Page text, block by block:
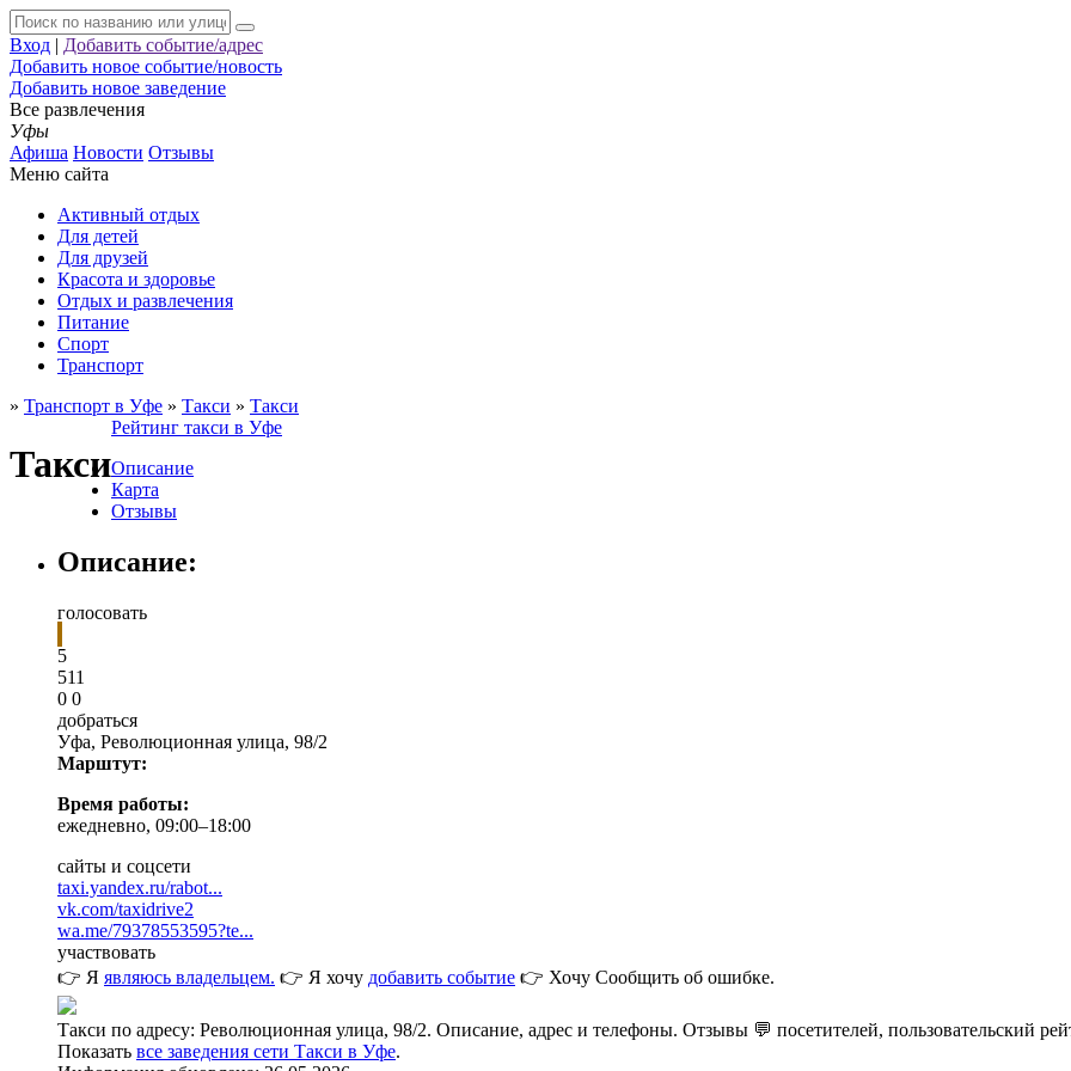
Вход | Добавить событие/адрес
Добавить новое событие/новость
Добавить новое заведение
Все развлечения
Уфы
Афиша Новости Отзывы
Меню сайта
Активный отдых
Для детей
Для друзей
Красота и здоровье
Отдых и развлечения
Питание
Спорт
Транспорт
» Транспорт в Уфе » Такси » Такси
Такси
Рейтинг такси в Уфе
Описание
Карта
Отзывы
Описание:
голосовать
5
511
0 0
добраться
Уфа, Революционная улица, 98/2
Марштут:
Время работы:
ежедневно, 09:00–18:00
сайты и соцсети
taxi.yandex.ru/rabot...
vk.com/taxidrive2
wa.me/79378553595?te...
участвовать
👉 Я являюсь владельцем. 👉 Я хочу добавить событие 👉 Хочу Сообщить об ошибке.
Такси по адресу: Революционная улица, 98/2. Описание, адрес и телефоны. Отзывы 💬 посетителей, пользовательский
Показать все заведения сети Такси в Уфе.